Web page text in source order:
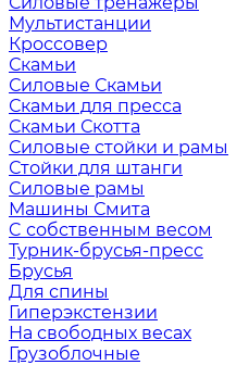
Мультистанции
Кроссовер
Скамьи
Силовые Скамьи
Скамьи для пресса
Скамьи Скотта
Силовые стойки и рамы
Стойки для штанги
Силовые рамы
Машины Смита
C собственным весом
Турник-брусья-пресс
Брусья
Для спины
Гиперэкстензии
На свободных весах
Грузоблочные